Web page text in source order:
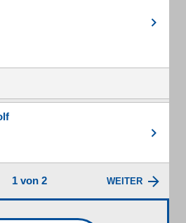
1 von 2 WEITER